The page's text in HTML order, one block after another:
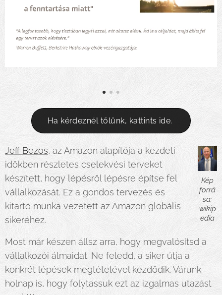
Ha kérdeznél tőlünk, kattints ide.
Kép
forrá
sa:
wikip
edia
Jeff Bezos, az Amazon alapítója a kezdeti
időkben részletes cselekvési terveket
készített, hogy lépésről lépésre építse fel
vállalkozását. Ez a gondos tervezés és
kitartó munka vezetett az Amazon globális
sikeréhez.
Most már készen állsz arra, hogy megvalósítsd a
vállalkozói álmaidat. Ne feledd, a siker útja a
konkrét lépések megtételével kezdődik. Várunk
holnap is, hogy folytassuk ezt az izgalmas utazást